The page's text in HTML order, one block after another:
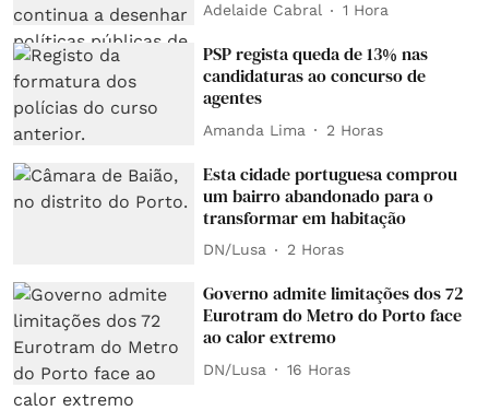
Adelaide Cabral 1 Hora
PSP regista queda de 13% nas
candidaturas ao concurso de
agentes
Amanda Lima 2 Horas
Esta cidade portuguesa comprou
um bairro abandonado para o
transformar em habitação
DN/Lusa 2 Horas
Governo admite limitações dos 72
Eurotram do Metro do Porto face
ao calor extremo
DN/Lusa 16 Horas